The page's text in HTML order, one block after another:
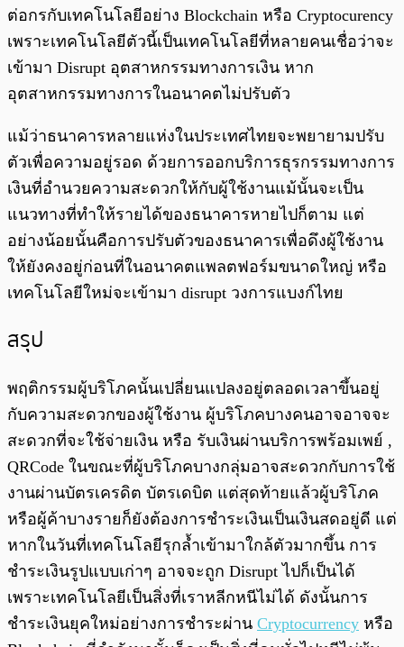
ต่อกรกับเทคโนโลยีอย่าง Blockchain หรือ Cryptocurency
เพราะเทคโนโลยีตัวนี้เป็นเทคโนโลยีที่หลายคนเชื่อว่าจะ
เข้ามา Disrupt อุตสาหกรรมทางการเงิน หาก
อุตสาหกรรมทางการในอนาคตไม่ปรับตัว
แม้ว่าธนาคารหลายแห่งในประเทศไทยจะพยายามปรับ
ตัวเพื่อความอยู่รอด ด้วยการออกบริการธุรกรรมทางการ
เงินที่อำนวยความสะดวกให้กับผู้ใช้งานแม้นั้นจะเป็น
แนวทางที่ทำให้รายได้ของธนาคารหายไปก็ตาม แต่
อย่างน้อยนั้นคือการปรับตัวของธนาคารเพื่อดึงผู้ใช้งาน
ให้ยังคงอยู่ก่อนที่ในอนาคตแพลตฟอร์มขนาดใหญ่ หรือ
เทคโนโลยีใหม่จะเข้ามา disrupt วงการแบงก์ไทย
สรุป
พฤติกรรมผู้บริโภคนั้นเปลี่ยนแปลงอยู่ตลอดเวลาขึ้นอยู่
กับความสะดวกของผู้ใช้งาน ผู้บริโภคบางคนอาจอาจจะ
สะดวกที่จะใช้จ่ายเงิน หรือ รับเงินผ่านบริการพร้อมเพย์ ,
QRCode ในขณะที่ผู้บริโภคบางกลุ่มอาจสะดวกกับการใช้
งานผ่านบัตรเครดิต บัตรเดบิต แต่สุดท้ายแล้วผู้บริโภค
หรือผู้ค้าบางรายก็ยังต้องการชำระเงินเป็นเงินสดอยู่ดี แต่
หากในวันที่เทคโนโลยีรุกล้ำเข้ามาใกล้ตัวมากขึ้น การ
ชำระเงินรูปแบบเก่าๆ อาจจะถูก Disrupt ไปก็เป็นได้
เพราะเทคโนโลยีเป็นสิ่งที่เราหลีกหนีไม่ได้ ดังนั้นการ
ชำระเงินยุคใหม่อย่างการชำระผ่าน Cryptocurrency หรือ